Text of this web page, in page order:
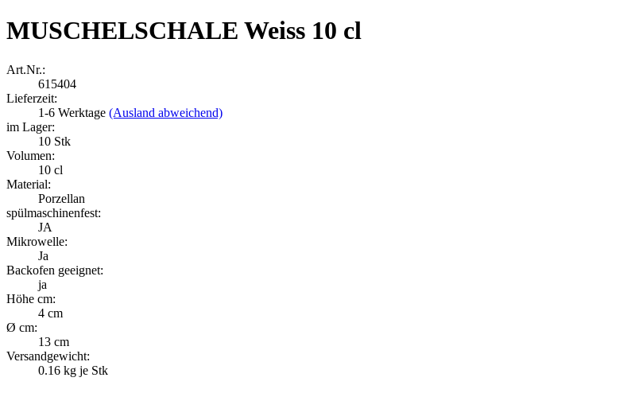
MUSCHELSCHALE Weiss 10 cl
Art.Nr.:
615404
Lieferzeit:
1-6 Werktage (Ausland abweichend)
im Lager:
10 Stk
Volumen:
10 cl
Material:
Porzellan
spülmaschinenfest:
JA
Mikrowelle:
Ja
Backofen geeignet:
ja
Höhe cm:
4 cm
Ø cm:
13 cm
Versandgewicht:
0.16 kg je Stk